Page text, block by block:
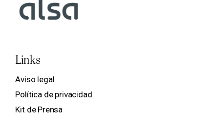
Links
Aviso legal
Política de privacidad
Kit de Prensa